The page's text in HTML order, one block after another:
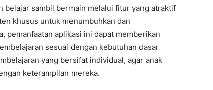
belajar sambil bermain melalui fitur yang atraktif
khusus untuk menumbuhkan dan
pemanfaatan aplikasi ini dapat memberikan
sesuai dengan kebutuhan dasar
yang bersifat individual, agar anak
keterampilan mereka.